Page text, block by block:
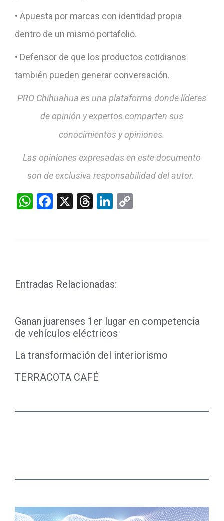
• Apuesta por marcas con identidad propia
dentro de un mismo portafolio.
• Defensor de que los productos cotidianos
también pueden generar conversación.
PRO Chihuahua es una plataforma donde líderes
de opinión y expertos comparten sus
conocimientos y opiniones.
Las opiniones expresadas en este documento
son de exclusiva responsabilidad del autor.
WhatsApp
Facebook
X Threads
LinkedIn
Entradas Relacionadas:
Ganan juarenses 1er lugar en competencia
de vehículos eléctricos
La transformación del interiorismo
TERRACOTA CAFÉ